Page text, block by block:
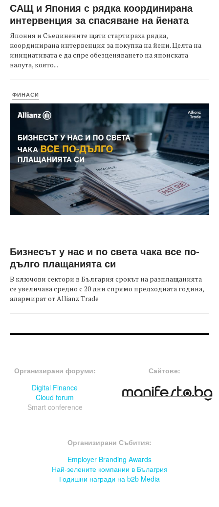
САЩ и Япония с рядка координирана
интервенция за спасяване на йената
Япония и Съединените щати стартираха рядка,
координирана интервенция за покупка на йени. Целта на
инициативата е да спре обезценяването на японската
валута, която...
ФИНАСИ
Бизнесът у нас и по света чака все по-
дълго плащанията си
В ключови сектори в България срокът на разплащанията
се увеличава средно с 20 дни спрямо предходната година,
алармират от Allianz Trade
Организирани форуми:
Digital Finance
Cloud forum
Smart conference
Сайтове:
Организирани Събития:
Employer Branding Awards
Най-зелените компании в Бълагрия
Годишни награди на b2b Media